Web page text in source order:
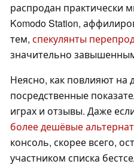
распродан практически
Komodo Station,
тем, спекулянты
значительно
Неясно, как повлияют
посредственные
играх и отзывы. Даже
более дешёвые
консоль, скорее всего,
участником списка